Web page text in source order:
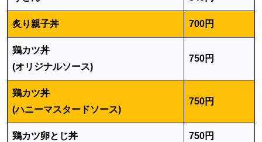
炙り親子丼 700円
鶏カツ丼
(オリジナルソース)
750円
鶏カツ丼
(ハニーマスタードソース)
750円
鶏カツ卵とじ丼 750円